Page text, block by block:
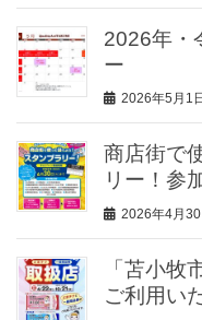
2026年・
ー
2026年5月1日
商店街で
リー！参
2026年4月30
「苫小牧
ご利用い